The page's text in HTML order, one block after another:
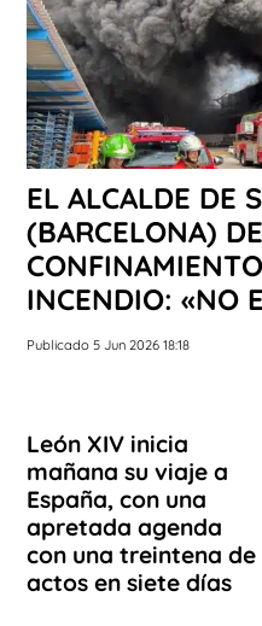
EL ALCALDE DE
(BARCELONA)
INCENDIO: «NO
Publicado 5 Jun 2026 18:18
León XIV inicia
mañana su viaje a
España, con una
apretada agenda
con una treintena de
actos en siete días